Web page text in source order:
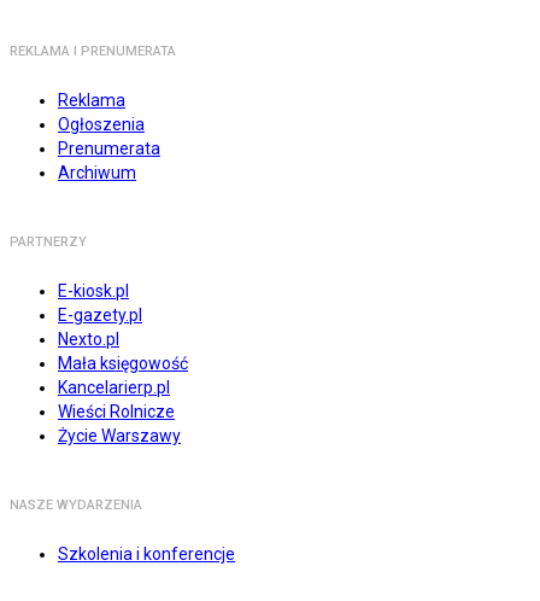
REKLAMA I PRENUMERATA
Reklama
Ogłoszenia
Prenumerata
Archiwum
PARTNERZY
E-kiosk.pl
E-gazety.pl
Nexto.pl
Mała księgowość
Kancelarierp.pl
Wieści Rolnicze
Życie Warszawy
NASZE WYDARZENIA
Szkolenia i konferencje